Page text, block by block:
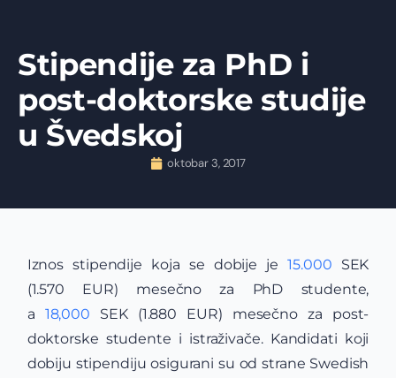
Stipendije za PhD i
post-doktorske studije
u Švedskoj
oktobar 3, 2017
Iznos stipendije koja se dobije je15.000 SEK
(1.570 EUR) mesečno za PhD studente,
a 18,000 SEK (1.880 EUR) mesečno za post-
doktorske studente i istraživače. Kandidati koji
dobiju stipendiju osigurani su od strane Swedish